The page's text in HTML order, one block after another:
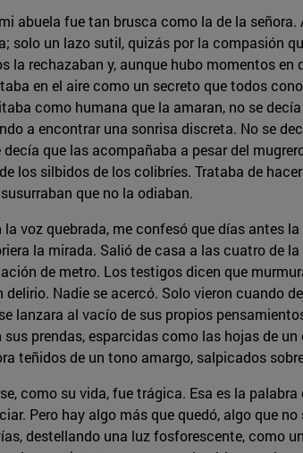
abuela fue tan brusca como la de la
solo un lazo sutil, quizás por la compasión
la rechazaban y, aunque hubo momentos en
en el aire como un secreto que todos
como humana que la amaran, no se
a encontrar una sonrisa discreta. No se
decía que las acompañaba a pesar del
los silbidos de los colibríes. Trataba de
que no la odiaban.
la voz quebrada, me confesó que días antes
la mirada. Salió de casa a las cuatro de
de metro. Los testigos dicen que
delirio. Nadie se acercó. Solo vieron cuando
lanzara al vacío de sus propios
sus prendas, esparcidas como las hojas de
teñidos de un tono amargo, salpicados
como su vida, fue trágica. Esa es la
Pero hay algo más que quedó, algo que
destellando una luz fosforescente, como